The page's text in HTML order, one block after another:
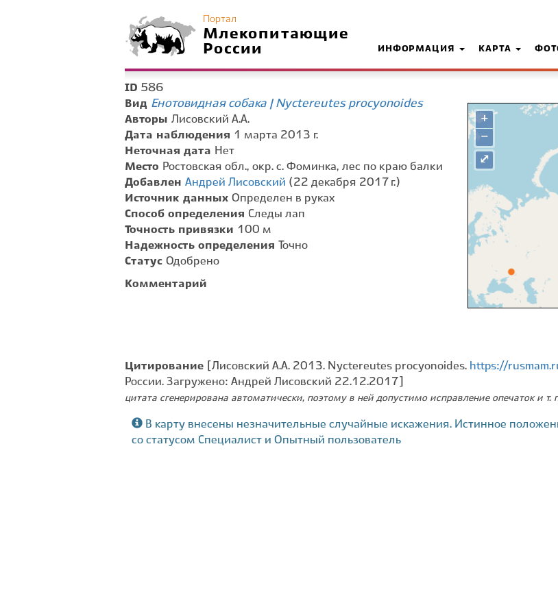
Портал
Млекопитающие
России
ИНФОРМАЦИЯ КАРТА
ID 586
Вид Енотовидная собака | Nyctereutes procyonoides
Авторы Лисовский А.А.
Дата наблюдения 1 марта 2013 г.
Неточная дата Нет
Место Ростовская обл., окр. с. Фоминка, лес по краю балки
Добавлен Андрей Лисовский (22 декабря 2017 г.)
Источник данных Определен в руках
Способ определения Следы лап
Точность привязки 100 м
Надежность определения
Точно
Статус Одобрено
Комментарий
+
−
⤢
Цитирование [Лисовский А.А. 2013. Nyctereutes procyonoides. https://
России. Загружено: Андрей Лисовский 22.12.2017]
цитата сгенерирована автоматически, поэтому в ней допустимо исправление опечаток и т.
В карту внесены незначительные случайные искажения. Истинное
со статусом Специалист и Опытный пользователь